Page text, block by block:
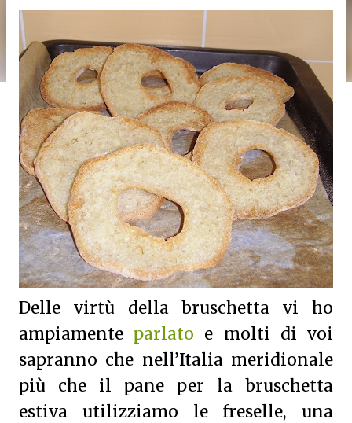
Delle virtù della bruschetta vi ho
ampiamente parlato e molti di voi
sapranno che nell’Italia meridionale
più che il pane per la bruschetta
estiva utilizziamo le freselle, una